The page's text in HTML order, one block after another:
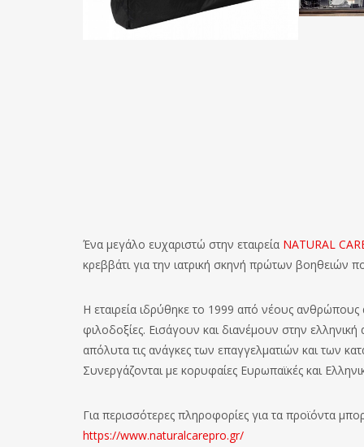
Ένα μεγάλο ευχαριστώ στην εταιρεία NATURAL
κρεββάτι για την ιατρική σκηνή πρώτων βοηθειών
Η εταιρεία ιδρύθηκε το 1999 από νέους ανθρώπους
φιλοδοξίες. Εισάγουν και διανέμουν στην
απόλυτα τις ανάγκες των επαγγελματιών και των
Συνεργάζονται με κορυφαίες Ευρωπαϊκές και
Για περισσότερες πληροφορίες για τα προϊόντα
https://www.naturalcarepro.gr/